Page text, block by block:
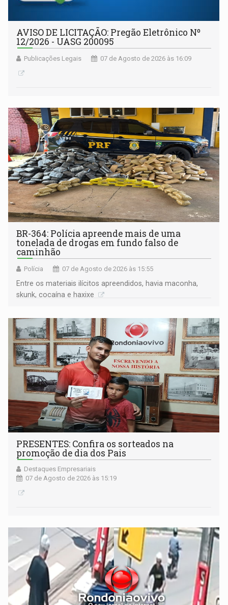
AVISO DE LICITAÇÃO: Pregão Eletrônico Nº
12/2026 - UASG 200095
Publicações Legais 07 de Agosto de 2026 às 16:09
BR-364: Polícia apreende mais de uma
tonelada de drogas em fundo falso de
caminhão
Polícia 07 de Agosto de 2026 às 15:55
Entre os materiais ilícitos apreendidos, havia maconha,
skunk, cocaína e haxixe
PRESENTES: Confira os sorteados na
promoção de dia dos Pais
Destaques Empresariais
07 de Agosto de 2026 às 15:19